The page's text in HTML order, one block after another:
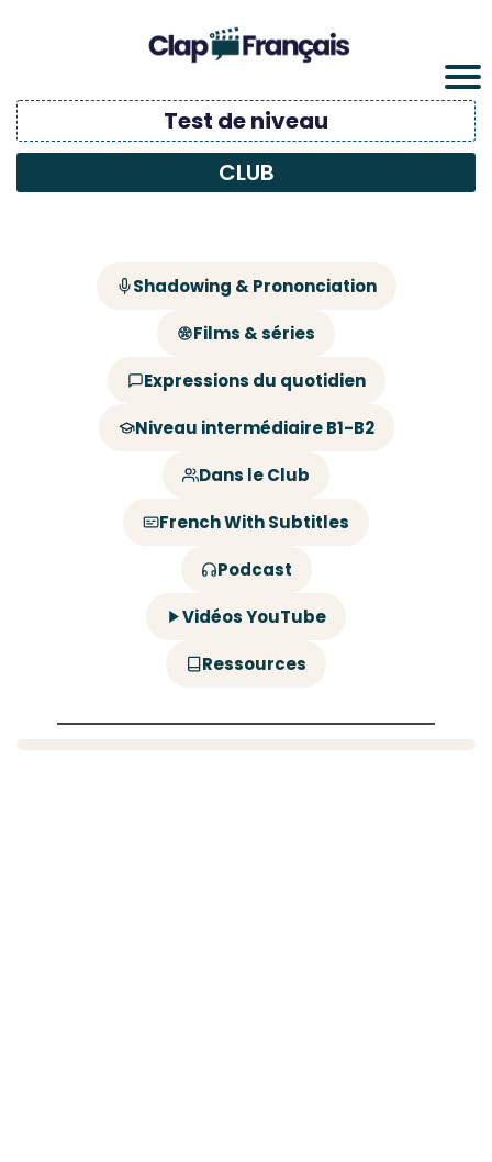
Test de niveau
CLUB
Shadowing & Prononciation
Films & séries
Expressions du quotidien
Niveau intermédiaire B1-B2
Dans le Club
French With Subtitles
Podcast
Vidéos YouTube
Ressources